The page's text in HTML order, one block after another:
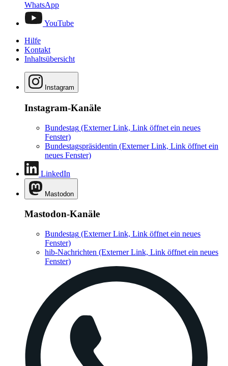
WhatsApp
YouTube
Hilfe
Kontakt
Inhaltsübersicht
Instagram
Instagram-Kanäle
Bundestag (Externer Link, Link öffnet ein neues
Fenster)
Bundestagspräsidentin (Externer Link, Link öffnet ein
neues Fenster)
LinkedIn
Mastodon
Mastodon-Kanäle
Bundestag (Externer Link, Link öffnet ein neues
Fenster)
hib-Nachrichten (Externer Link, Link öffnet ein neues
Fenster)